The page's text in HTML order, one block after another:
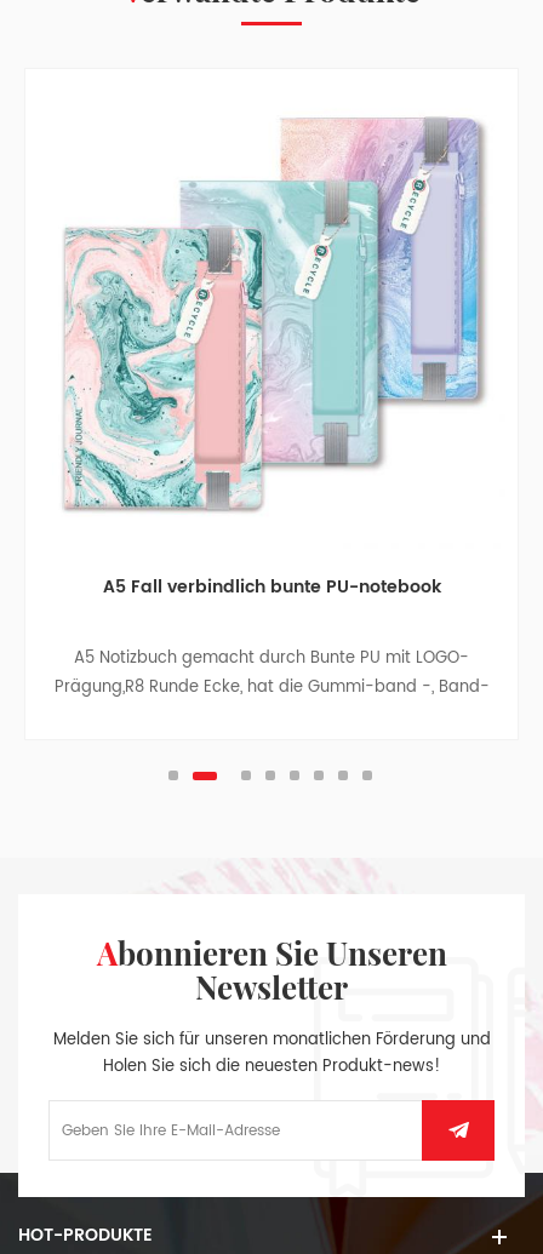
A5 Fall verbindlich bunte PU-notebook
A5 Notizbuch gemacht durch Bunte PU mit LOGO-
Prägung,R8 Runde Ecke, hat die Gummi-band -, Band-
Anhänger.
Abonnieren Sie Unseren
Newsletter
Melden Sie sich für unseren monatlichen Förderung und
Holen Sie sich die neuesten Produkt-news!
HOT-PRODUKTE